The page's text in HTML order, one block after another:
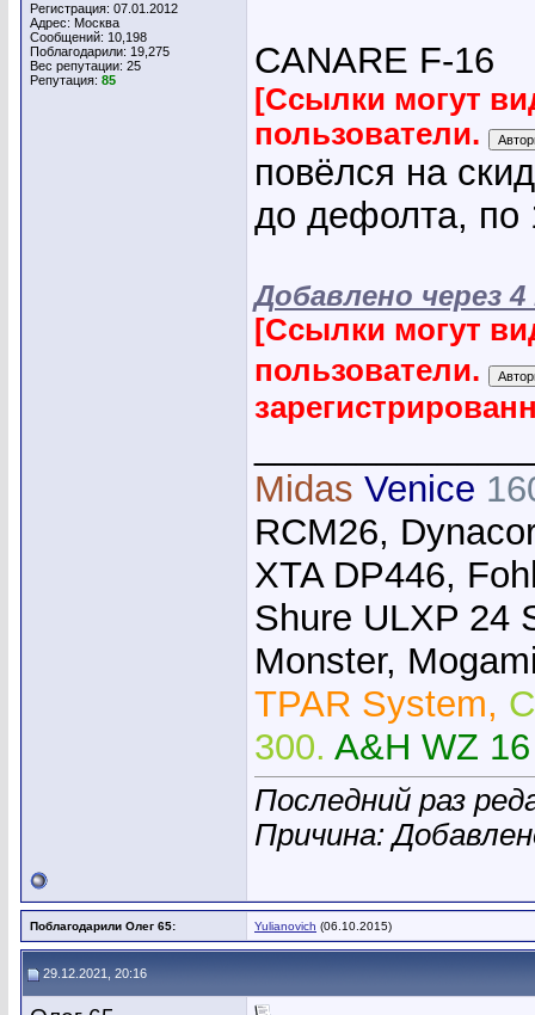
Регистрация: 07.01.2012
Адрес: Москва
Сообщений: 10,198
Поблагодарили: 19,275
Вес репутации: 25
Репутация: 85 CANARE F-16
[Ссылки могут
пользователи.
повёлся на
до дефолта, по
Добавлено через
[Ссылки могут
пользователи.
Midas Venice
RCM26,
XTA DP446,
Shure ULXP 24
Monster,
TPAR System,
300. A&H WZ
Последний раз
Причина:
Поблагодарили Олег 65: Yulianovich (06.10.2015)
29.12.2021, 20:16